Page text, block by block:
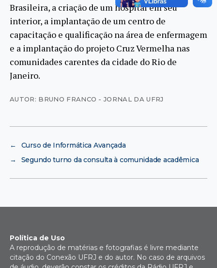
Brasileira, a criação de um hospital em seu
interior, a implantação de um centro de
capacitação e qualificação na área de enfermagem
e a implantação do projeto Cruz Vermelha nas
comunidades carentes da cidade do Rio de
Janeiro.
AUTOR: BRUNO FRANCO - JORNAL DA UFRJ
←
Curso de Informática Avançada
→
Segundo turno da consulta à comunidade acadêmica
Política de Uso
A reprodução de matérias e fotografias é livre mediante
citação do Conexão UFRJ e do autor. No caso de arquivos